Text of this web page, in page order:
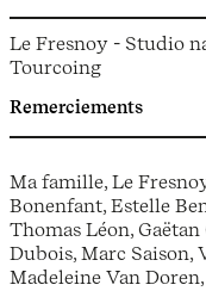
Le Fresnoy - Studio
Tourcoing
Remerciements
Ma famille, Le
Bonenfant, Estelle
Thomas Léon,
Dubois, Marc Saison,
Madeleine Van